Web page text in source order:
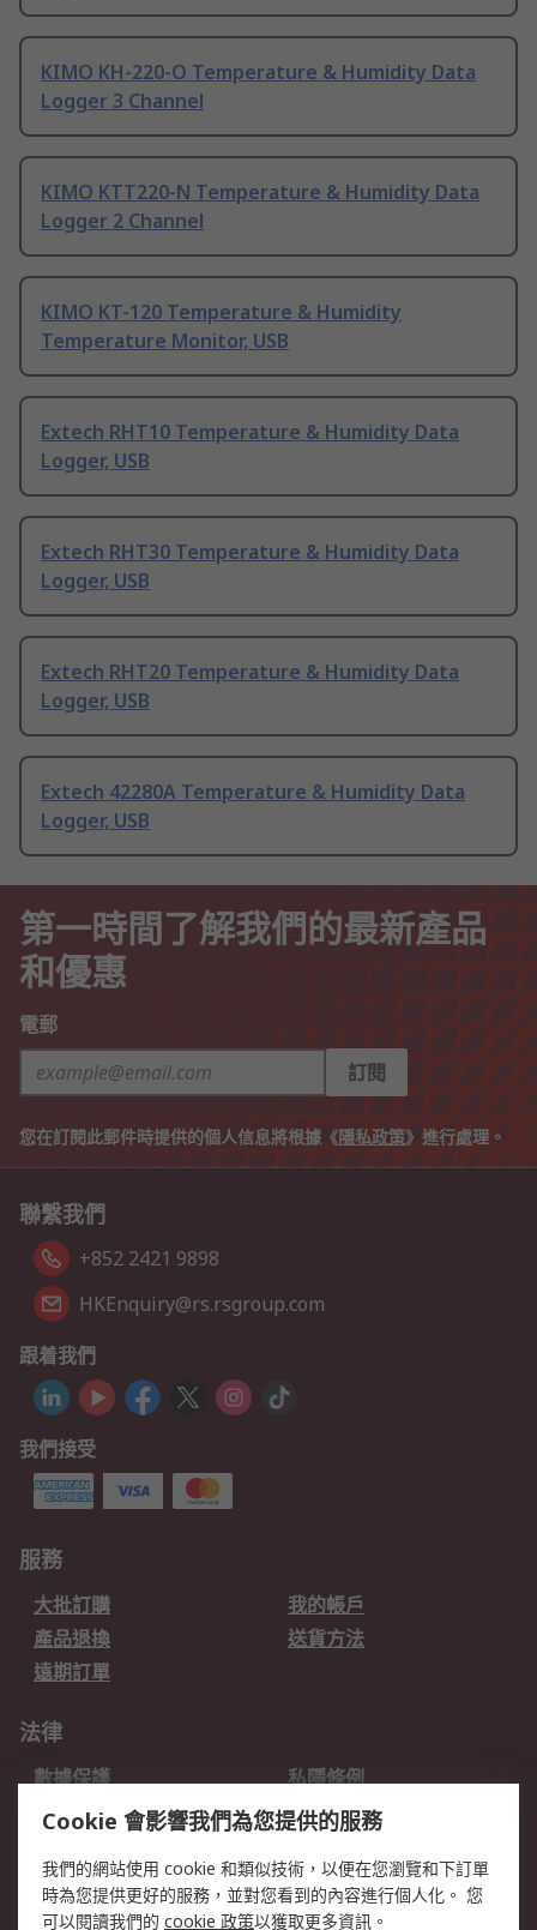
KIMO KH-220-O Temperature & Humidity Data
Logger 3 Channel
KIMO KTT220-N Temperature & Humidity Data
Logger 2 Channel
KIMO KT-120 Temperature & Humidity
Temperature Monitor, USB
Extech RHT10 Temperature & Humidity Data
Logger, USB
Extech RHT30 Temperature & Humidity Data
Logger, USB
Extech RHT20 Temperature & Humidity Data
Logger, USB
Extech 42280A Temperature & Humidity Data
Logger, USB
第一時間了解我們的最新產品
和優惠
電郵
訂閱
您在訂閱此郵件時提供的個人信息將根據《隱私政策》進行處理。
聯繫我們
+852 2421 9898
HKEnquiry@rs.rsgroup.com
跟着我們
我們接受
服務
大批訂購
我的帳戶
產品退換
送貨方法
遠期訂單
法律
數據保護
私隱條例
網站條款
郵件安全
關於RS
Cookie 會影響我們為您提供的服務
我們的網站使用 cookie 和類似技術，以便在您瀏覽和下訂單
時為您提供更好的服務，並對您看到的內容進行個人化。 您
可以閱讀我們的 cookie 政策以獲取更多資訊。